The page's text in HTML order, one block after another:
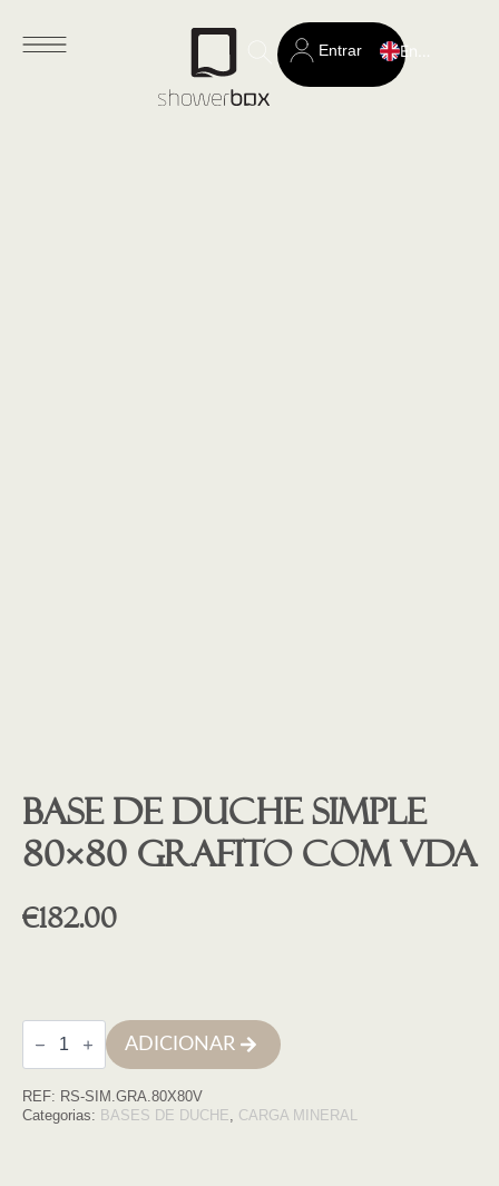
Search
for:
Entrar
Base de duche SIMPLE
80×80 GRAFITO COM VDA
€182.00
Quantidade
de
Base
duche
SIMPLE
ADICIONAR
REF: RS-SIM.GRA.80X80V
Categorias: BASES DE DUCHE, CARGA MINERAL